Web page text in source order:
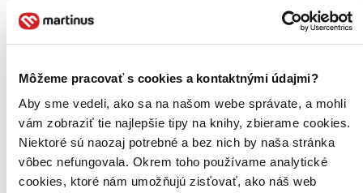
Môžeme pracovať s cookies a kontaktnými údajmi?
Aby sme vedeli, ako sa na našom webe správate, a mohli
vám zobraziť tie najlepšie tipy na knihy, zbierame cookies.
Niektoré sú naozaj potrebné a bez nich by naša stránka
vôbec nefungovala. Okrem toho používame analytické
cookies, ktoré nám umožňujú zisťovať, ako náš web
Švédsko (14 titulov)
Nový Zéland (7 titulov)
7
Japonsko (6 titulov)Japonsko6
Dánsko (5 titulov)Dánsko5
Filipíny (5 titulov)Filipíny 5
Rusko (4 tituly)
Rusko
4
Rakúsko (3 tituly)Rakúsko 3
Čína (1 titul)Čína1
Kuvajt (1 titul) Kuvajt1